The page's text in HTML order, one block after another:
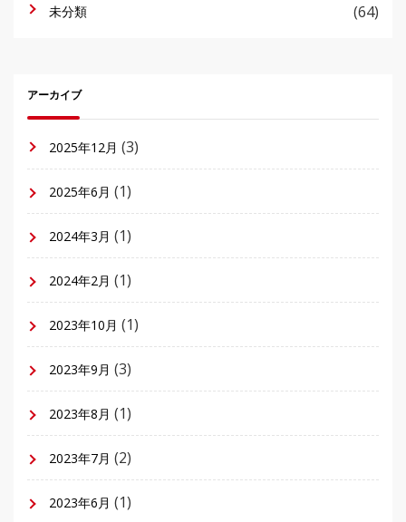
未分類 (64)
アーカイブ
2025年12月 (3)
2025年6月 (1)
2024年3月 (1)
2024年2月 (1)
2023年10月 (1)
2023年9月 (3)
2023年8月 (1)
2023年7月 (2)
2023年6月 (1)